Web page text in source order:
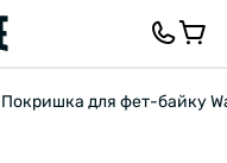
Покришка для фет-байку
ТА ЗАПИТАННЯ